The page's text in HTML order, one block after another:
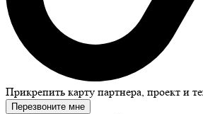
Прикрепить карту партнера, проект и
Перезвоните мне